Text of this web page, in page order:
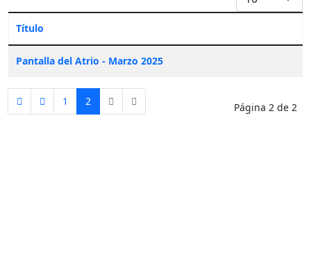
Título
Pantalla del Atrio - Marzo 2025
Página 2 de 2
1 2